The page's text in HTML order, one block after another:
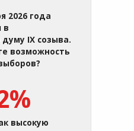
2026 года
в
IX созыва.
возможность
высокую